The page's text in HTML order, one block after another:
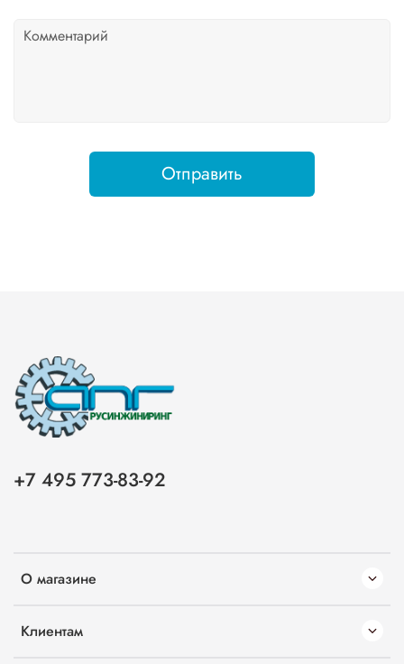
Отправить
О магазине
Клиентам
+7 495 773-83-92